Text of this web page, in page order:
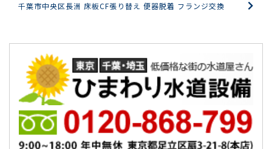
千葉市中央区長洲 床板CF張り替え 便器脱着 フランジ交換